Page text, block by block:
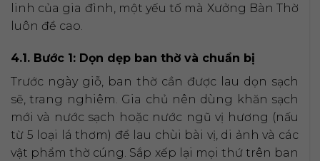
linh của gia đình, một yếu tố mà Xưởng Bàn Thờ
luôn đề cao.
4.1. Bước 1: Dọn dẹp ban thờ và chuẩn bị
Trước ngày giỗ, ban thờ cần được lau dọn sạch
sẽ, trang nghiêm. Gia chủ nên dùng khăn sạch
mới và nước sạch hoặc nước ngũ vị hương (nấu
từ 5 loại lá thơm) để lau chùi bài vị, di ảnh và các
vật phẩm thờ cúng. Sắp xếp lại mọi thứ trên ban